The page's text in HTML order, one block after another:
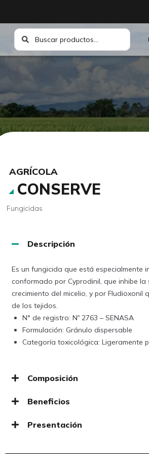
AGRÍCOLA
CONSERVE
Fungicidas
Descripción
Es un fungicida que está especialmente
conformado por Cyprodinil, que inhibe
crecimiento del micelio, y por Fludioxonil
de los tejidos.
N° de registro: Nº 2763 – SENASA
Formulación: Gránulo dispersable
Categoría toxicológica: Ligeramente
Composición
Beneficios
Presentación